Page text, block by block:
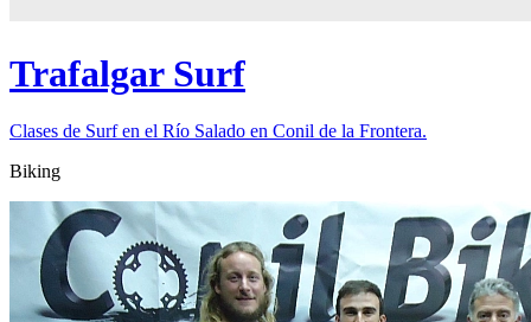
Trafalgar Surf
Clases de Surf en el Río Salado en Conil de la Frontera.
Biking